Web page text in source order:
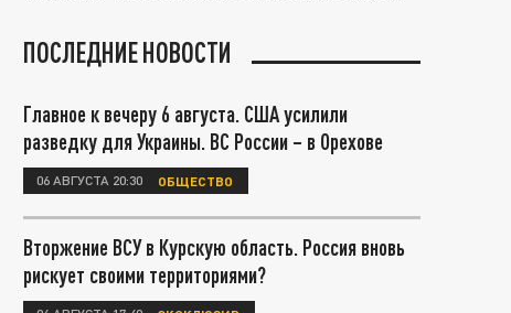
ПОСЛЕДНИЕ НОВОСТИ
Главное к вечеру 6 августа. США усилили
разведку для Украины. ВС России – в Орехове
06 АВГУСТА 20:30 ОБЩЕСТВО
Вторжение ВСУ в Курскую область. Россия вновь
рискует своими территориями?